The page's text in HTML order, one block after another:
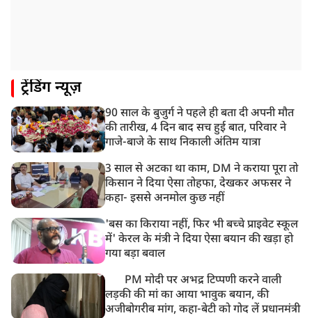
असम बाढ़: 13 जिलों में 15 लाख से ज्यादा लोग प्रभावित, मृतकों
10:21 AM
हिमाचल के चंबा में बड़ा सड़क हादसा, 7 यात्रियों की मौत; 11
घायल
ट्रेंडिंग न्यूज़
90 साल के बुजुर्ग ने पहले ही बता दी अपनी मौत
की तारीख, 4 दिन बाद सच हुई बात, परिवार ने
गाजे-बाजे के साथ निकाली अंतिम यात्रा
3 साल से अटका था काम, DM ने कराया पूरा तो
किसान ने दिया ऐसा तोहफा, देखकर अफसर ने
कहा- इससे अनमोल कुछ नहीं
'बस का किराया नहीं, फिर भी बच्चे प्राइवेट स्कूल
में' केरल के मंत्री ने दिया ऐसा बयान की खड़ा हो
गया बड़ा बवाल
PM मोदी पर अभद्र टिप्पणी करने वाली
लड़की की मां का आया भावुक बयान, की
अजीबोगरीब मांग, कहा-बेटी को गोद लें प्रधानमंत्री